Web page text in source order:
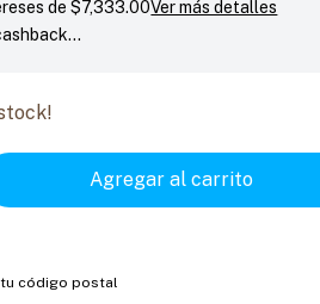
de$7,333.00Ver más detalles
código postal